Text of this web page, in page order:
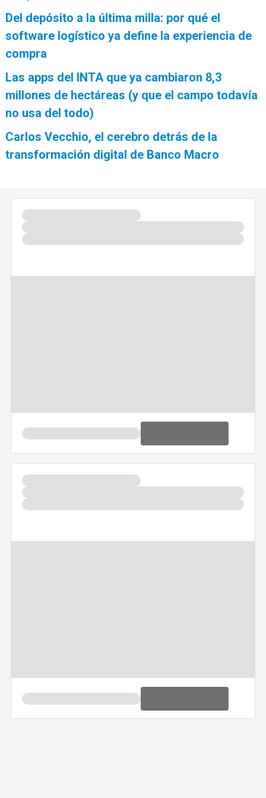
Del depósito a la última milla: por qué el
software logístico ya define la experiencia de
compra
Las apps del INTA que ya cambiaron 8,3
millones de hectáreas (y que el campo todavía
no usa del todo)
Carlos Vecchio, el cerebro detrás de la
transformación digital de Banco Macro